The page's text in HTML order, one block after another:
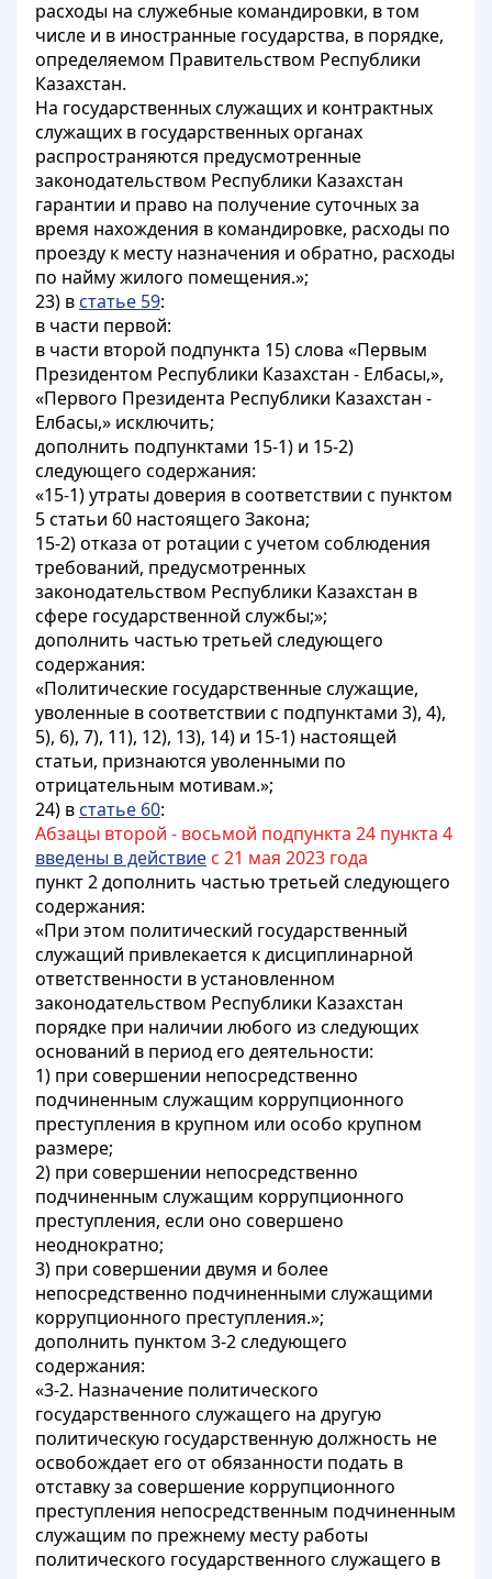
расходы на служебные командировки, в том
числе и в иностранные государства, в порядке,
определяемом Правительством Республики
Казахстан.
На государственных служащих и контрактных
служащих в государственных органах
распространяются предусмотренные
законодательством Республики Казахстан
гарантии и право на получение суточных за
время нахождения в командировке, расходы по
проезду к месту назначения и обратно, расходы
по найму жилого помещения.»;
23) в статье 59:
в части первой:
в части второй подпункта 15) слова «Первым
Президентом Республики Казахстан - Елбасы,»,
«Первого Президента Республики Казахстан -
Елбасы,» исключить;
дополнить подпунктами 15-1) и 15-2)
следующего содержания:
«15-1) утраты доверия в соответствии с пунктом
5статьи 60 настоящего Закона;
15-2) отказа от ротации с учетом соблюдения
требований, предусмотренных
законодательством Республики Казахстан в
сфере государственной службы;»;
дополнить частью третьей следующего
содержания:
«Политические государственные служащие,
уволенные в соответствии с подпунктами 3), 4),
5), 6), 7), 11), 12), 13), 14) и 15-1) настоящей
статьи, признаются уволенными по
отрицательным мотивам.»;
24) в статье 60:
Абзацы второй - восьмой подпункта 24 пункта 4
введены в действие с 21 мая 2023 года
пункт 2 дополнить частью третьей следующего
содержания:
«При этом политический государственный
служащий привлекается к дисциплинарной
ответственности в установленном
законодательством Республики Казахстан
порядке при наличии любого из следующих
оснований в период его деятельности:
1) при совершении непосредственно
подчиненным служащим коррупционного
преступления в крупном или особо крупном
размере;
2) при совершении непосредственно
подчиненным служащим коррупционного
преступления, если оно совершено
неоднократно;
3) при совершении двумя и более
непосредственно подчиненными служащими
коррупционного преступления.»;
дополнить пунктом 3-2 следующего
содержания:
«3-2. Назначение политического
государственного служащего на другую
политическую государственную должность не
освобождает его от обязанности подать в
отставку за совершение коррупционного
преступления непосредственным подчиненным
служащим по прежнему месту работы
политического государственного служащего в